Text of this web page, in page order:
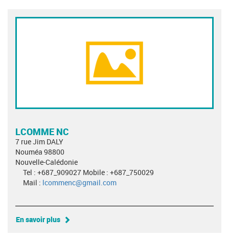
LCOMME NC
7 rue Jim DALY
Nouméa 98800
Nouvelle-Calédonie
Tel : +687_909027 Mobile : +687_750029
Mail : lcommenc@gmail.com
En savoir plus